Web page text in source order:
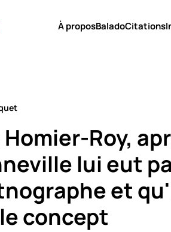
À proposBaladoCitations
Homier-Roy,
lui eut
et
concept